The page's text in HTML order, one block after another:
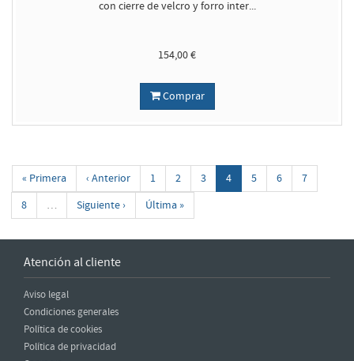
con cierre de velcro y forro inter...
154,00 €
Comprar
« Primera ‹ Anterior 1 2 3 4 5 6
7
8
… Siguiente › Última »
Atención al cliente
Aviso legal
Condiciones generales
Política de cookies
Política de privacidad